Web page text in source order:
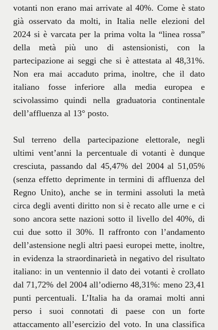
votanti non erano mai arrivate al 40%. Come è stato
già osservato da molti, in Italia nelle elezioni del
2024 si è varcata per la prima volta la “linea rossa”
della metà più uno di astensionisti, con la
partecipazione ai seggi che si è attestata al 48,31%.
Non era mai accaduto prima, inoltre, che il dato
italiano fosse inferiore alla media europea e
scivolassimo quindi nella graduatoria continentale
dell’affluenza al 13° posto.
Sul terreno della partecipazione elettorale, negli
ultimi vent’anni la percentuale di votanti è dunque
cresciuta, passando dal 45,47% del 2004 al 51,05%
(senza effetto deprimente in termini di affluenza del
Regno Unito), anche se in termini assoluti la metà
circa degli aventi diritto non si è recato alle urne e ci
sono ancora sette nazioni sotto il livello del 40%, di
cui due sotto il 30%. Il raffronto con l’andamento
dell’astensione negli altri paesi europei mette, inoltre,
in evidenza la straordinarietà in negativo del risultato
italiano: in un ventennio il dato dei votanti è crollato
dal 71,72% del 2004 all’odierno 48,31%: meno 23,41
punti percentuali. L’Italia ha da oramai molti anni
perso i suoi connotati di paese con un forte
attaccamento all’esercizio del voto. In una classifica